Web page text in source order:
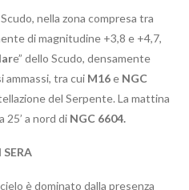
nella zona compresa tra
di magnitudine +3,8 e +4,7,
e” dello Scudo, densamente
ammassi, tra cui M16e NGC
del Serpente. La mattina
25’ a nord di NGC 6604.
SERA
è dominato dalla presenza